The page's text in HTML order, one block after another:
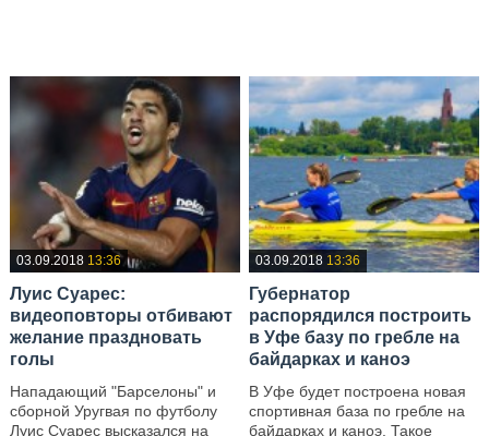
03.09.2018 13:36
Луис Суарес:
видеоповторы отбивают
желание праздновать
голы
Нападающий "Барселоны" и
сборной Уругвая по футболу
Луис Суарес высказался на
03.09.2018 13:36
Губернатор
распорядился построить
в Уфе базу по гребле на
байдарках и каноэ
В Уфе будет построена новая
спортивная база по гребле на
байдарках и каноэ. Такое